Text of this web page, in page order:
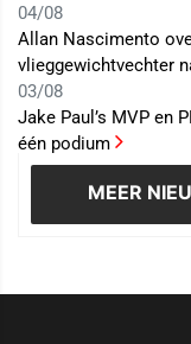
04/08
Allan Nascimento
vlieggewichtvechter
03/08
Jake Paul’s MVP en
één podium
MEER